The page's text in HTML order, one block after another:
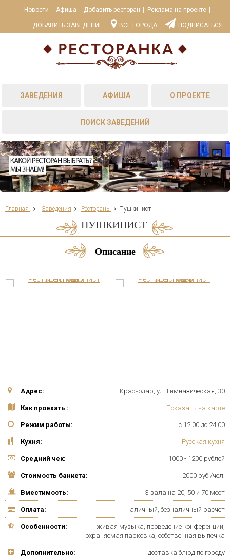
Новости Афиша Добавить ресторан Реклама на проекте
ДОБАВИТЬ ЗАВЕДЕНИЕ ВСЕ ГОРОДА ПОДПИСАТЬСЯ
ЗАВЕДЕНИЯ АФИША О ПРОЕКТЕ
ПОИСК ЗАВЕДЕНИЙ
Главная Заведения Рестораны Пушкинист
ПУШКИНИСТ
Описание
Адрес: Краснодар, ул. Гимназическая, 30
Как проехать : Показать на карте
Режим работы: с 12.00 до 24.00
Кухня: Русская кухня
Средний чек: 1000 - 1200 рублей
Стоимость банкета: 2000 руб./чел.
Вместимость: 3 зала на 20, 50 и 70 мест
Оплата: наличный, безналичный расчет
Особенности:
живая музыка, проведение конференций,
охраняемая парковка, собственная выпечка
Дополнительно: доставка блюд по городу